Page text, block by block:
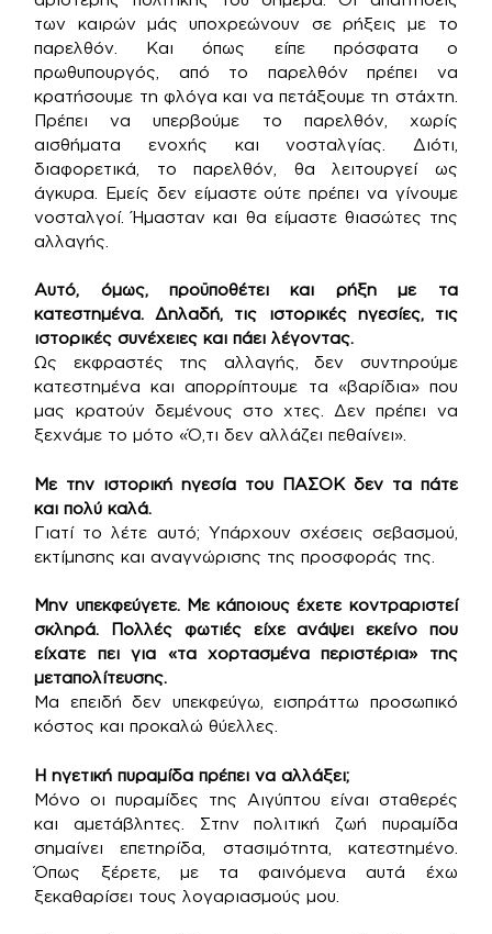
των καιρών μάς υποχρεώνουν σε ρήξεις με το
παρελθόν. Και όπως είπε πρόσφατα ο
πρωθυπουργός, από το παρελθόν πρέπει να
κρατήσουμε τη φλόγα και να πετάξουμε τη στάχτη.
Πρέπει να υπερβούμε το παρελθόν, χωρίς
αισθήματα ενοχής και νοσταλγίας. Διότι,
διαφορετικά, το παρελθόν, θα λειτουργεί ως
άγκυρα. Εμείς δεν είμαστε ούτε πρέπει να γίνουμε
νοσταλγοί. Ήμασταν και θα είμαστε θιασώτες της
αλλαγής.
Αυτό, όμως, προϋποθέτει και ρήξη με τα
κατεστημένα. Δηλαδή, τις ιστορικές ηγεσίες, τις
ιστορικές συνέχειες και πάει λέγοντας.
Ως εκφραστές της αλλαγής, δεν συντηρούμε
κατεστημένα και απορρίπτουμε τα «βαρίδια» που
μας κρατούν δεμένους στο χτες. Δεν πρέπει να
ξεχνάμε το μότο «Ό,τι δεν αλλάζει πεθαίνει».
Με την ιστορική ηγεσία του ΠΑΣΟΚ δεν τα πάτε
και πολύ καλά.
Γιατί το λέτε αυτό; Υπάρχουν σχέσεις σεβασμού,
εκτίμησης και αναγνώρισης της προσφοράς της.
Μην υπεκφεύγετε. Με κάποιους έχετε κοντραριστεί
σκληρά. Πολλές φωτιές είχε ανάψει εκείνο που
είχατε πει για «τα χορτασμένα περιστέρια» της
μεταπολίτευσης.
Μα επειδή δεν υπεκφεύγω, εισπράττω προσωπικό
κόστος και προκαλώ θύελλες.
Η ηγετική πυραμίδα πρέπει να αλλάξει;
Μόνο οι πυραμίδες της Αιγύπτου είναι σταθερές
και αμετάβλητες. Στην πολιτική ζωή πυραμίδα
σημαίνει επετηρίδα, στασιμότητα, κατεστημένο.
Όπως ξέρετε, με τα φαινόμενα αυτά έχω
ξεκαθαρίσει τους λογαριασμούς μου.